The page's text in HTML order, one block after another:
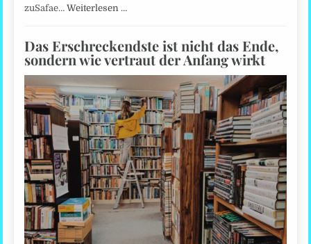
zuSafae…Weiterlesen …
Das Erschreckendste ist nicht das Ende,
sondern wie vertraut der Anfang wirkt